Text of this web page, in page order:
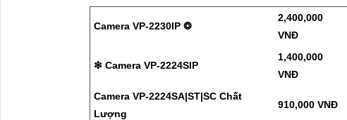
Camera VP-2230IP ❂
2,400,000
VNĐ
❇ Camera VP-2224SIP
1,400,000
VNĐ
Camera VP-2224SA|ST|SC Chất
Lượng
910,000 VNĐ